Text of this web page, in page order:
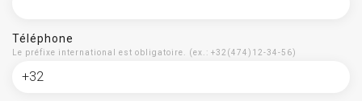
Téléphone
Le préfixe international est obligatoire. (ex.: +32(474)12-34-56)